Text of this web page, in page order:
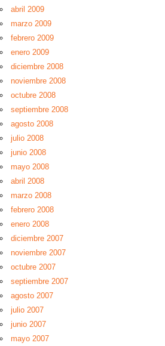
abril 2009
marzo 2009
febrero 2009
enero 2009
diciembre 2008
noviembre 2008
octubre 2008
septiembre 2008
agosto 2008
julio 2008
junio 2008
mayo 2008
abril 2008
marzo 2008
febrero 2008
enero 2008
diciembre 2007
noviembre 2007
octubre 2007
septiembre 2007
agosto 2007
julio 2007
junio 2007
mayo 2007